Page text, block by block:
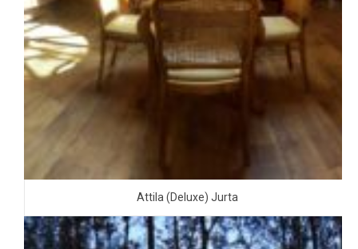
Attila (Deluxe) Jurta